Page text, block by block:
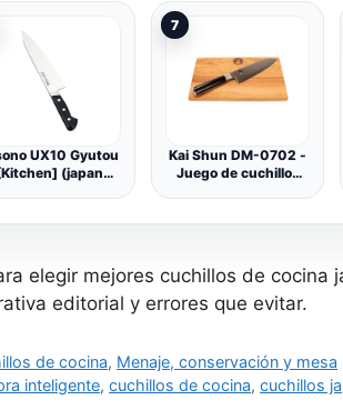
UX10 Gyutou
(japan
7
Kai Shun DM-0702 -
Juego de cuchillos
de cortar 100%
elegir mejores cuchillos de
editorial y errores que evitar.
de cocina, Menaje, conservación y mesa
inteligente,cuchillos de cocina,cuchillos